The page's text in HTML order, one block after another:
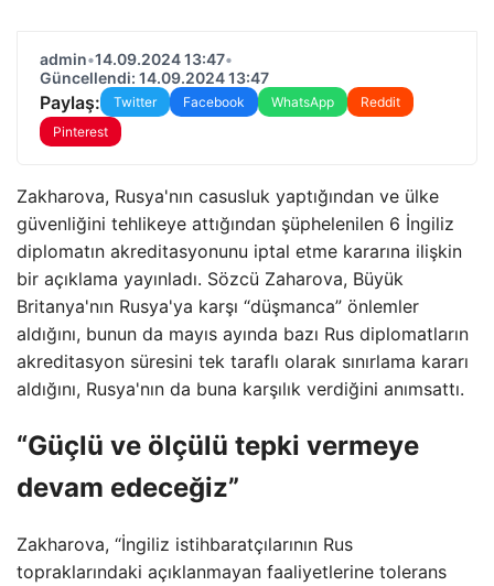
admin•14.09.2024 13:47•
Güncellendi: 14.09.2024 13:47
Paylaş: Twitter Facebook WhatsApp
Reddit
Pinterest
Zakharova, Rusya'nın casusluk yaptığından ve ülke
güvenliğini tehlikeye attığından şüphelenilen 6 İngiliz
diplomatın akreditasyonunu iptal etme kararına ilişkin
bir açıklama yayınladı. Sözcü Zaharova, Büyük
Britanya'nın Rusya'ya karşı “düşmanca” önlemler
aldığını, bunun da mayıs ayında bazı Rus diplomatların
akreditasyon süresini tek taraflı olarak sınırlama kararı
aldığını, Rusya'nın da buna karşılık verdiğini anımsattı.
“Güçlü ve ölçülü tepki vermeye
devam edeceğiz”
Zakharova, “İngiliz istihbaratçılarının Rus
topraklarındaki açıklanmayan faaliyetlerine tolerans